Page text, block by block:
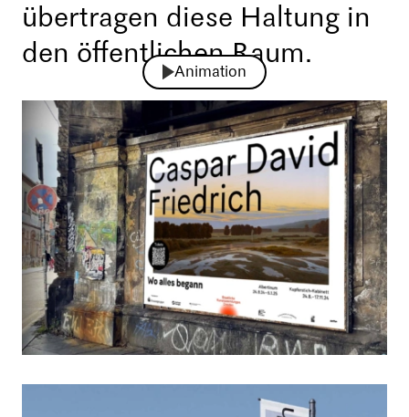
übertragen diese Haltung in
den öffentlichen Raum.
Animation